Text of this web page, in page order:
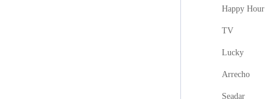
Happy Hour
TV
Lucky
Arrecho
Seadar